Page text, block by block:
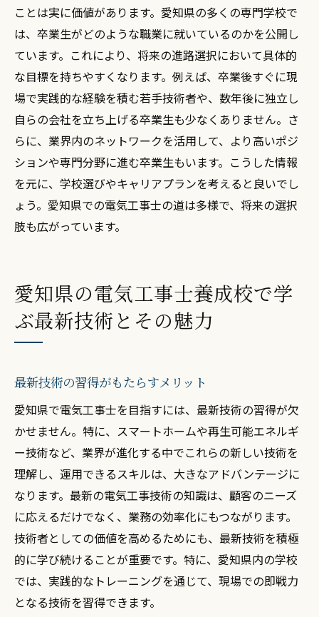
ことは実に価値があります。愛知県の多くの専門学校で
は、卒業生がどのような職業に就いているのかを公開し
ています。これにより、将来の進路選択において具体的
な目標を持ちやすくなります。例えば、卒業後すぐに現
場で実践的な経験を積む若手技術者や、数年後に独立し
自らの会社を立ち上げる卒業生も少なくありません。さ
らに、業界内のネットワークを活用して、より高いポジ
ションや専門分野に進む卒業生もいます。こうした情報
を元に、学校選びやキャリアプランを考えると良いでし
ょう。愛知県での電気工事士の道は多様で、将来の選択
肢も広がっています。
愛知県の電気工事士養成校で学
ぶ最新技術とその魅力
最新技術の習得がもたらすメリット
愛知県で電気工事士を目指すには、最新技術の習得が欠
かせません。特に、スマートホームや再生可能エネルギ
ー技術など、業界が進化する中でこれらの新しい技術を
理解し、運用できるスキルは、大きなアドバンテージに
なります。最新の電気工事技術の知識は、顧客のニーズ
に応えるだけでなく、業務の効率化にもつながります。
技術者としての価値を高めるためにも、最新技術を積極
的に学び続けることが重要です。特に、愛知県内の学校
では、実践的なトレーニングを通じて、現場での即戦力
となる技術を習得できます。